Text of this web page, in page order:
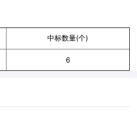
中标数量(个)
6